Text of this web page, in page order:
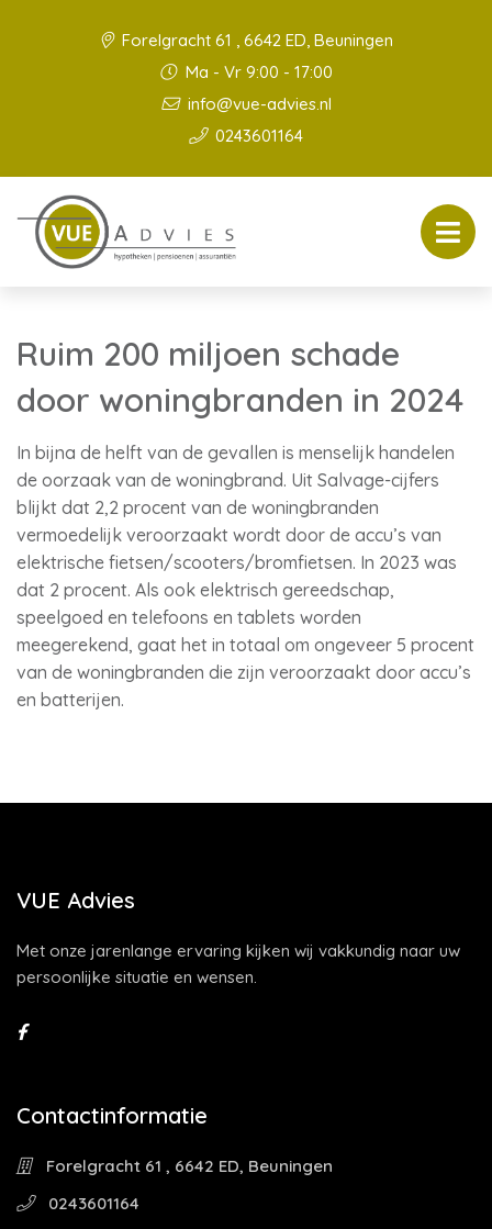
Forelgracht 61 , 6642 ED, Beuningen
Ma - Vr 9:00 - 17:00
info@vue-advies.nl
0243601164
Ruim 200 miljoen schade
door woningbranden in 2024
In bijna de helft van de gevallen is menselijk handelen
de oorzaak van de woningbrand. Uit Salvage-cijfers
blijkt dat 2,2 procent van de woningbranden
vermoedelijk veroorzaakt wordt door de accu’s van
elektrische fietsen/scooters/bromfietsen. In 2023 was
dat 2 procent. Als ook elektrisch gereedschap,
speelgoed en telefoons en tablets worden
meegerekend, gaat het in totaal om ongeveer 5 procent
van de woningbranden die zijn veroorzaakt door accu’s
en batterijen.
VUE Advies
Met onze jarenlange ervaring kijken wij vakkundig naar uw
persoonlijke situatie en wensen.
Contactinformatie
Forelgracht 61 , 6642 ED, Beuningen
0243601164